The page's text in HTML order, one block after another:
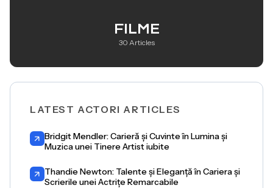
FILME
30 Articles
LATEST ACTORI ARTICLES
Bridgit Mendler: Carieră și Cuvinte în Lumina și
Muzica unei Tinere Artist iubite
Thandie Newton: Talente și Eleganță în Cariera și
Scrierile unei Actrițe Remarcabile